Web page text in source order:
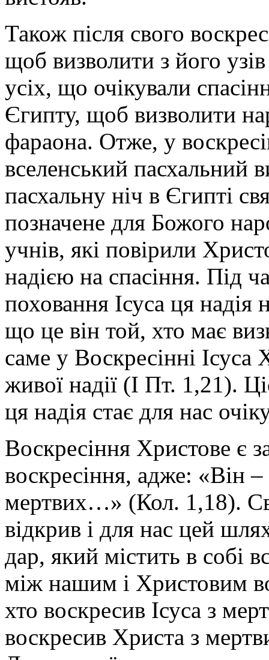
Також після свого
щоб визволити з його
усіх, що очікували
Єгипту, щоб визволити
фараона. Отже, у
вселенський пасхальний
пасхальну ніч в Єгипті
позначене для Божого
учнів, які повірили
надією на спасіння. Під
поховання Ісуса ця надія
що це він той, хто має
саме у Воскресінні Ісуса
живої надії (І Пт. 1,21).
ця надія стає для нас
Воскресіння Христове є
воскресіння, адже: «Він
мертвих…» (Кол. 1,18).
відкрив і для нас цей
дар, який містить в собі
між нашим і Христовим
хто воскресив Ісуса з
воскресив Христа з